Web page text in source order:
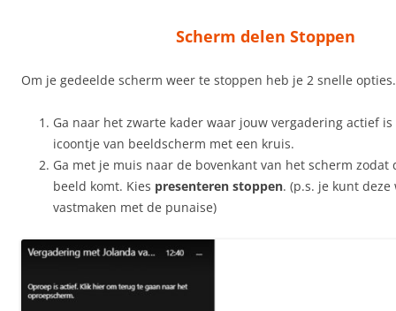
Scherm delen Stoppen
Om je gedeelde scherm weer te stoppen heb je 2 snelle opties.
Ga naar het zwarte kader waar jouw vergadering actief
icoontje van beeldscherm met een kruis.
Ga met je muis naar de bovenkant van het scherm zodat
beeld komt. Kies presenteren stoppen. (p.s. je kunt deze
vastmaken met de punaise)